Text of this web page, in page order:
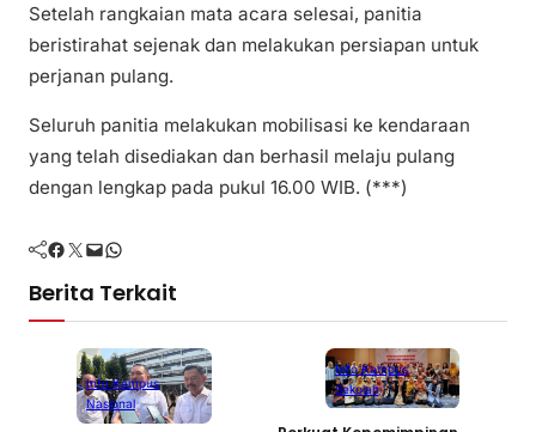
Setelah rangkaian mata acara selesai, panitia
beristirahat sejenak dan melakukan persiapan untuk
perjanan pulang.
Seluruh panitia melakukan mobilisasi ke kendaraan
yang telah disediakan dan berhasil melaju pulang
dengan lengkap pada pukul 16.00 WIB. (***)
Facebook Twitter Mail WhatsApp
Berita Terkait
Info Kampus
Nasional
Info Kampus
Sekolah